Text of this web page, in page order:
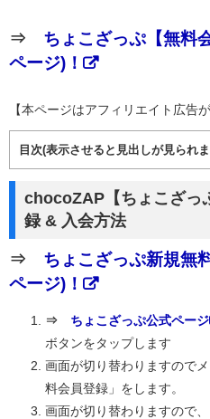
⇒ ちょこざっぷ【無料
ページ)！
【本ページはアフィリエイト広告
目次(表示させると見出しが見られ
chocoZAP【ちょこざっ
録 & 入会方法
⇒ ちょこざっぷ新規無
ページ)！
⇒ ちょこざっぷ公式ページ
ボタンをタップします
画面が切り替わりますので
料会員登録」をします。
画面が切り替わりますので